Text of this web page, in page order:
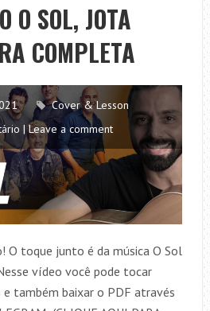
O SOL, JOTA
COMPLETA
Cover & Lesson
| Leave a comment
O toque junto é da música O Sol
vídeo você pode tocar
também baixar o PDF através